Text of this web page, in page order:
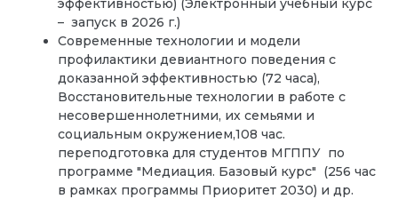
эффективностью) (Электронный учебный курс
– запуск в 2026 г.)
Современные технологии и модели
профилактики девиантного поведения с
доказанной эффективностью (72 часа),
Восстановительные технологии в работе с
несовершеннолетними, их семьями и
социальным окружением,108 час.
переподготовка для студентов МГППУ по
программе "Медиация. Базовый курс" (256 час
в рамках программы Приоритет 2030) и др.